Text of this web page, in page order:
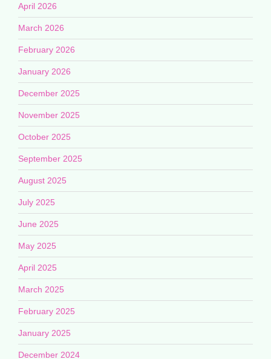
April 2026
March 2026
February 2026
January 2026
December 2025
November 2025
October 2025
September 2025
August 2025
July 2025
June 2025
May 2025
April 2025
March 2025
February 2025
January 2025
December 2024